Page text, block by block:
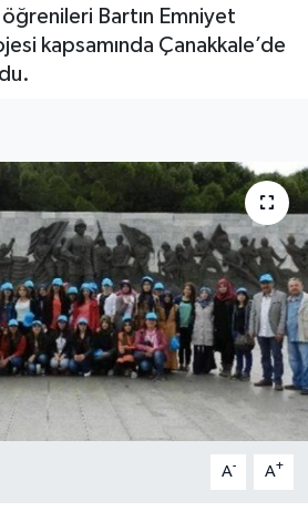
Bartın Emniyet
kapsamında Çanakkale’de
A- A+